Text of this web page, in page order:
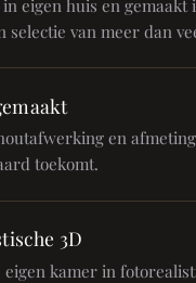
eigen huis en gemaakt
selectie van meer dan
en
toekomt.
3D
eigen kamer in